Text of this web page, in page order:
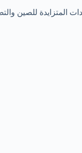
المتزايدة للصين